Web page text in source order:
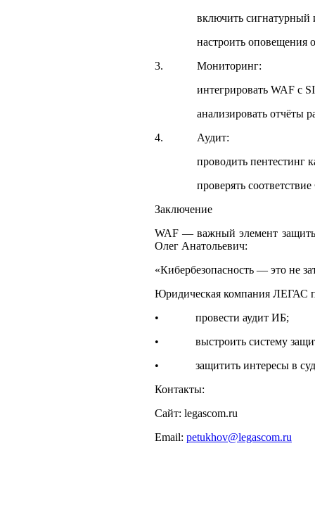
включить сигнатурный и
настроить оповещения о
3. Мониторинг:
интегрировать WAF с
анализировать отчёты
4. Аудит:
проводить пентестинг
проверять соответствие
Заключение
WAF — важный элемент защиты
Олег Анатольевич:
«Кибербезопасность — это не
Юридическая компания ЛЕГАС
• провести аудит ИБ;
• выстроить систему
• защитить интересы в
Контакты:
Сайт: legascom.ru
Email: petukhov@legascom.ru